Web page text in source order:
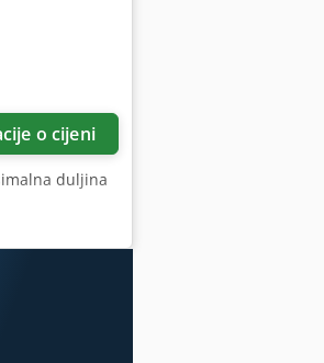
o cijeni
duljina